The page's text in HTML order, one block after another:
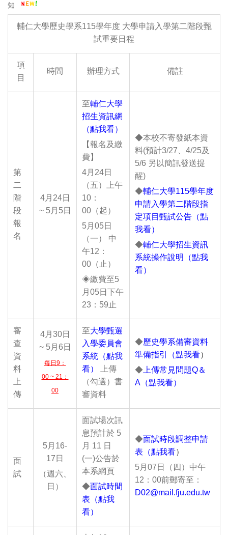
知
輔仁大學歷史學系115學年度 大學申請入學第二階段甄
試重要日程
項
目
時間 辦理方式 備註
第
二
階
段
報
名
4月24日
~ 5月5日
至輔仁大學
招生資訊網
（點我看）
【報名及繳
費】
4月24日
（五）上午
10：
00（起）
5月05日
（一） 中
午12：
00（止）
◈繳費至5
月05日下午
23：59止
◆本校不寄發紙本資
料(預計3/27、4/25及
5/6 另以簡訊發送提
醒)
◆輔仁大學115學年度
申請入學第二階段指
定項目甄試公告（點
我看）
◆輔仁大學招生資訊
系統操作說明（點我
看）
審
查
資
料
上
傳
4月30日
~ 5月6日
每日9：
00 ~ 21：
00
至大學甄選
入學委員會
系統（點我
看）
上傳
（勾選）書
審資料
◆歷史學系備審資料
準備指引（點我看）
◆ 上傳常見問題Q＆
A（點我看）
面
試
5月16-
17日
（週六、
日）
面試場次訊
息預計於 5
月 11 日
(一)公告於
本系網頁
◆面試時間
表（點我
看）
◆面試時段調整申請
表（點我看）
5月07日（四）中午
12：00前郵寄至：
D02@mail.fju.edu.tw